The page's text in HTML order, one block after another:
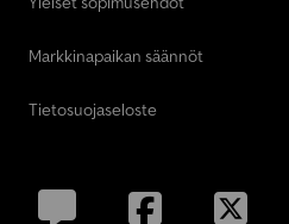
Markkinapaikan säännöt
Tietosuojaseloste